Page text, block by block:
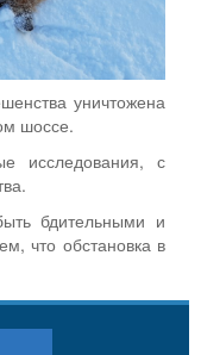
уничтожена
шоссе.
исследования, с
бдительными и
что обстановка в